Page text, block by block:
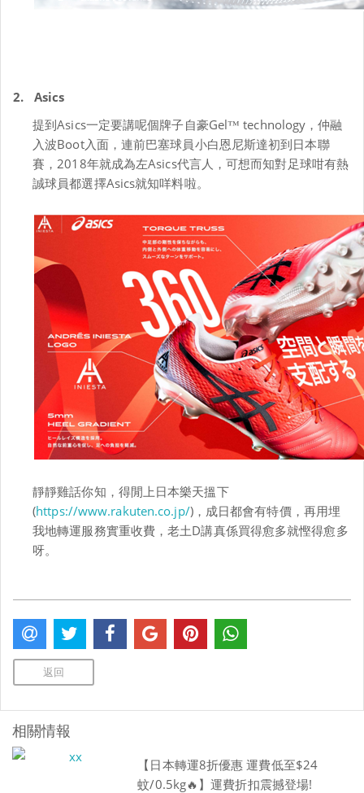
2.
Asics
提到Asics一定要講呢個牌子自豪Gel™ technology ，仲融
入波Boot入面，連前巴塞球員小白恩尼斯達初到日本聯
賽，2018年就成為左Asics代言人，可想而知對足球咁有熱
誠球員都選擇Asics就知咩料啦。
靜靜雞話你知，得閒上日本樂天搵下
(https://www.rakuten.co.jp/)，成日都會有特價，再用埋
我地轉運服務實重收費，老土D講真係買得愈多就慳得愈多
呀。
返回
相關情報
【日本轉運8折優惠 運費低至$24
蚊/0.5kg🔥】運費折扣震撼登場!